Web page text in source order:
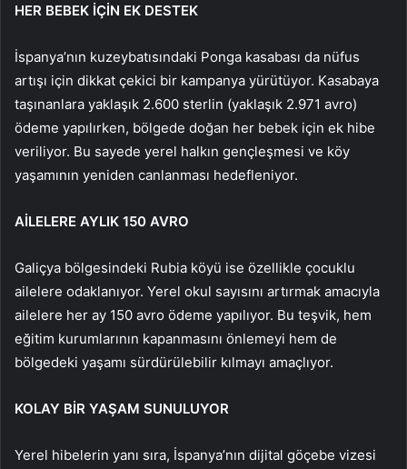
HER BEBEK İÇİN EK DESTEK
İspanya’nın kuzeybatısındaki Ponga kasabası da nüfus
artışı için dikkat çekici bir kampanya yürütüyor. Kasabaya
taşınanlara yaklaşık 2.600 sterlin (yaklaşık 2.971 avro)
ödeme yapılırken, bölgede doğan her bebek için ek hibe
veriliyor. Bu sayede yerel halkın gençleşmesi ve köy
yaşamının yeniden canlanması hedefleniyor.
AİLELERE AYLIK 150 AVRO
Galiçya bölgesindeki Rubia köyü ise özellikle çocuklu
ailelere odaklanıyor. Yerel okul sayısını artırmak amacıyla
ailelere her ay 150 avro ödeme yapılıyor. Bu teşvik, hem
eğitim kurumlarının kapanmasını önlemeyi hem de
bölgedeki yaşamı sürdürülebilir kılmayı amaçlıyor.
KOLAY BİR YAŞAM SUNULUYOR
Yerel hibelerin yanı sıra, İspanya’nın dijital göçebe vizesi